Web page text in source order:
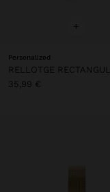
+
Personalized
35,99 €